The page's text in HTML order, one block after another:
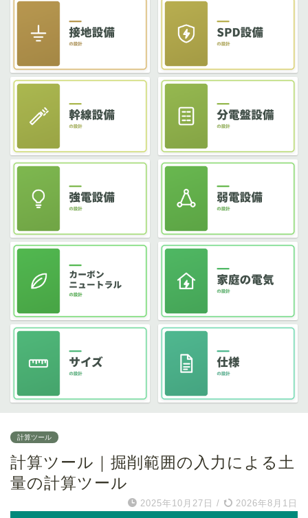
計算ツール
計算ツール｜掘削範囲の入力による土
量の計算ツール
2025年10月27日 / 2026年8月1日